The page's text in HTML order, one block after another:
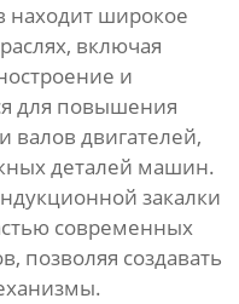
находит широкое
включая
и
для повышения
валов двигателей,
деталей машин.
закалки
современных
позволяя создавать